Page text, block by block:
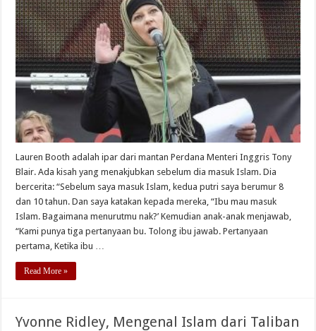
Lauren Booth adalah ipar dari mantan Perdana Menteri Inggris Tony
Blair. Ada kisah yang menakjubkan sebelum dia masuk Islam. Dia
bercerita: “Sebelum saya masuk Islam, kedua putri saya berumur 8
dan 10 tahun. Dan saya katakan kepada mereka, “Ibu mau masuk
Islam. Bagaimana menurutmu nak?’ Kemudian anak-anak menjawab,
“Kami punya tiga pertanyaan bu. Tolong ibu jawab. Pertanyaan
pertama, Ketika ibu …
Read More »
Yvonne Ridley, Mengenal Islam dari Taliban